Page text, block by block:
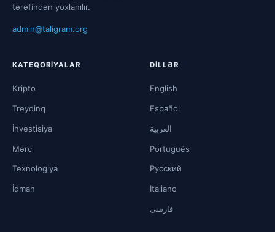
tərəfindən yoxlanılır.
admin@taligram.org
KATEQORIYALAR
Kripto
Treydinq
İnvestisiya
Mərc
Texnologiya
İdman
DILLƏR
English
Español
العربية
Português
Русский
Italiano
فارسی